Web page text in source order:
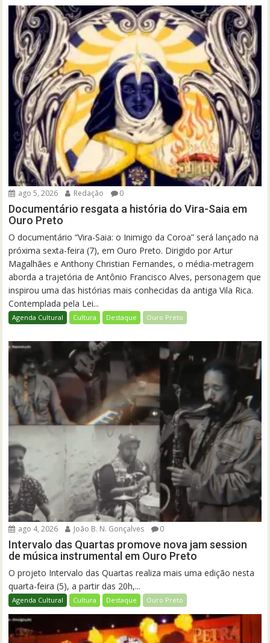
ago 5, 2026 Redação 0
Documentário resgata a história do Vira-Saia em
Ouro Preto
O documentário “Vira-Saia: o Inimigo da Coroa” será lançado na
próxima sexta-feira (7), em Ouro Preto. Dirigido por Artur
Magalhães e Anthony Christian Fernandes, o média-metragem
aborda a trajetória de Antônio Francisco Alves, personagem que
inspirou uma das histórias mais conhecidas da antiga Vila Rica.
Contemplada pela Lei...
Agenda Cultural Cultura Destaque Ouro Preto
ago 4, 2026 João B. N. Gonçalves 0
Intervalo das Quartas promove nova jam session
de música instrumental em Ouro Preto
O projeto Intervalo das Quartas realiza mais uma edição nesta
quarta-feira (5), a partir das 20h,...
Agenda Cultural Cultura Destaque Ouro Preto